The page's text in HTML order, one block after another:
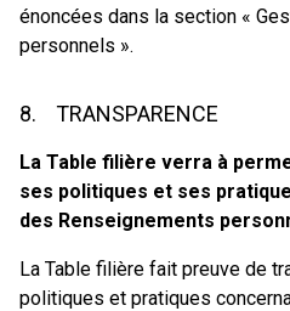
énoncées dans la section «
personnels ».
8. TRANSPARENCE
La Table filière verra à
ses politiques et ses
des Renseignements
La Table filière fait preuve de
politiques et pratiques